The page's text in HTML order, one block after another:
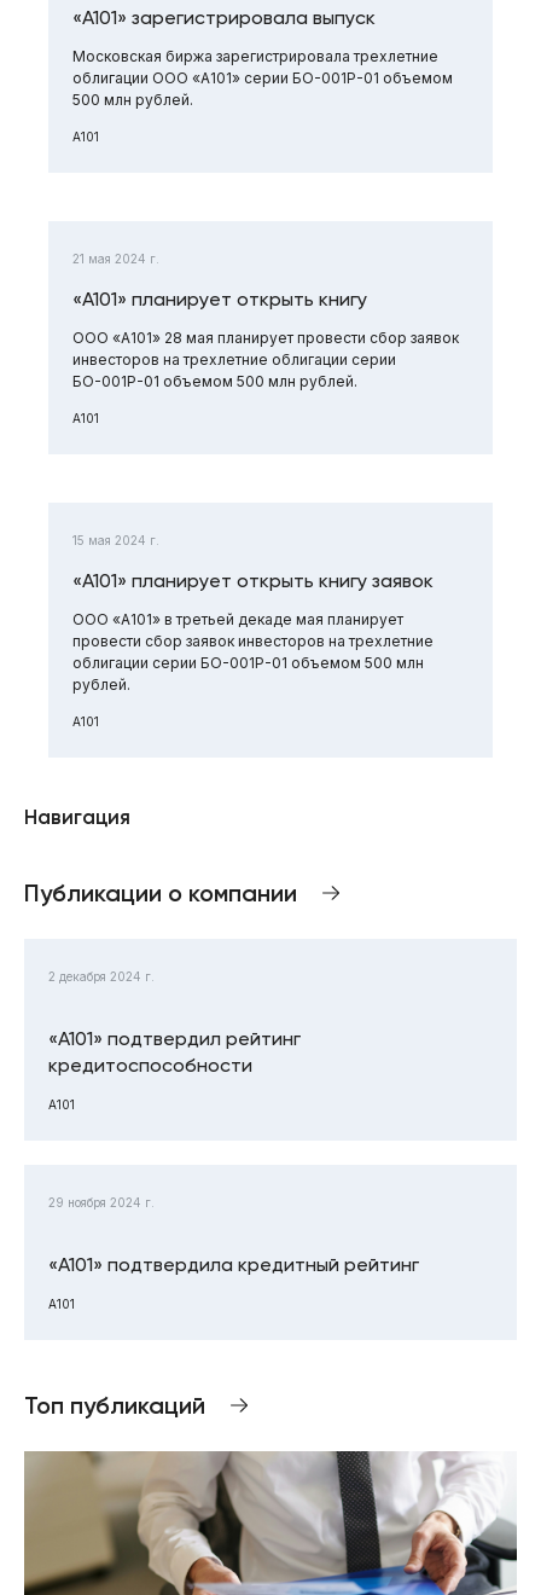
«А101» зарегистрировала выпуск
Московская биржа зарегистрировала трехлетние
облигации ООО «А101» серии БО-001Р-01 объемом
500 млн рублей.
А101
21 мая 2024 г.
«А101» планирует открыть книгу
ООО «А101» 28 мая планирует провести сбор заявок
инвесторов на трехлетние облигации серии
БО-001Р-01 объемом 500 млн рублей.
А101
15 мая 2024 г.
«А101» планирует открыть книгу заявок
ООО «А101» в третьей декаде мая планирует
провести сбор заявок инвесторов на трехлетние
облигации серии БО-001Р-01 объемом 500 млн
рублей.
А101
Навигация
Публикации о компании
2 декабря 2024 г.
«А101» подтвердил рейтинг
кредитоспособности
А101
29 ноября 2024 г.
«А101» подтвердила кредитный рейтинг
А101
Топ публикаций